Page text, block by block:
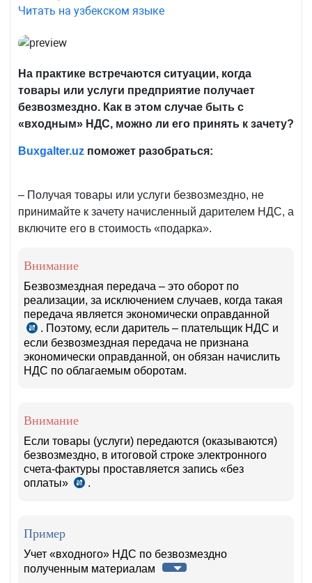
Читать на узбекском языке
На практике встречаются ситуации, когда
товары или услуги предприятие получает
безвозмездно. Как в этом случае быть с
«входным» НДС, можно ли его принять к зачету?
Buxgalter.uz поможет разобраться:
– Получая товары или услуги безвозмездно, не
принимайте к зачету начисленный дарителем НДС, а
включите его в стоимость «подарка».
Внимание
Безвозмездная передача – это оборот по
реализации, за исключением случаев, когда такая
передача является экономически оправданной
п.
2
ч.
1
. Поэтому, если даритель – плательщик НДС и
если безвозмездная передача не признана
экономически оправданной, он обязан начислить
НДС по облагаемым оборотам.
Внимание
Если товары (услуги) передаются (оказываются)
безвозмездно, в итоговой строке электронного
счета-фактуры проставляется запись «без
оплаты»
п.
ПКМ
№489
.
Пример
Учет «входного» НДС по безвозмездно
полученным материалам